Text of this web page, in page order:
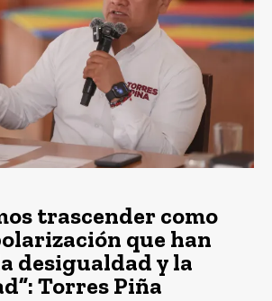
trascender como
que han
desigualdad y la
Torres Piña